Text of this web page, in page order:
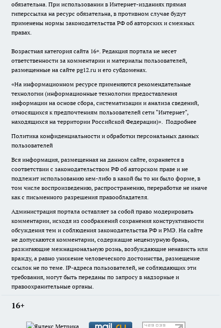
обязательна. При использовании в Интернет-изданиях прямая
гиперссылка на ресурс обязательна, в противном случае будут
применены нормы законодательства РФ об авторских и смежных
правах.
Возрастная категория сайта 16+. Редакция портала не несет
ответственности за комментарии и материалы пользователей,
размещенные на сайте pg12.ru и его субдоменах.
«На информационном ресурсе применяются рекомендательные
технологии (информационные технологии предоставления
информации на основе сбора, систематизации и анализа сведений,
относящихся к предпочтениям пользователей сети "Интернет",
находящихся на территории Российской Федерации)». Подробнее
Политика конфиденциальности и обработки персональных данных
пользователей
Вся информация, размещенная на данном сайте, охраняется в
соответствии с законодательством РФ об авторском праве и не
подлежит использованию кем-либо в какой бы то ни было форме, в
том числе воспроизведению, распространению, переработке не иначе
как с письменного разрешения правообладателя.
Администрация портала оставляет за собой право модерировать
комментарии, исходя из соображений сохранения конструктивности
обсуждения тем и соблюдения законодательства РФ и РМЭ. На сайте
не допускаются комментарии, содержащие нецензурную брань,
разжигающие межнациональную рознь, возбуждающие ненависть или
вражду, а равно унижение человеческого достоинства, размещение
ссылок не по теме. IP-адреса пользователей, не соблюдающих эти
требования, могут быть переданы по запросу в надзорные и
правоохранительные органы.
16+